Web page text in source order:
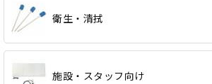
衛生・清拭
施設・スタッフ向け